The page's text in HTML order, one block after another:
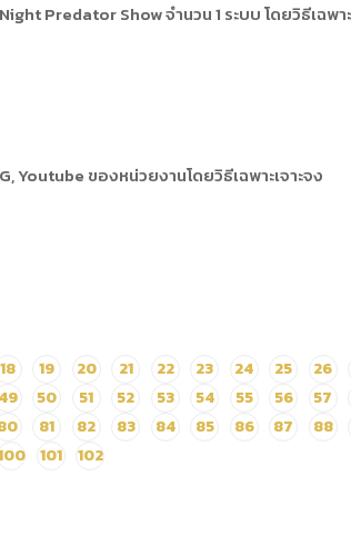
Predator Show จำนวน 1 ระบบ โดยวิธีเฉพาะ
Youtube ของหน่วยงานโดยวิธีเฉพาะเจาะจง
18 19 20 21 22 23 24 25 26
49 50 51 52 53 54 55 56 57
81 82 83 84 85 86 87 88
101 102